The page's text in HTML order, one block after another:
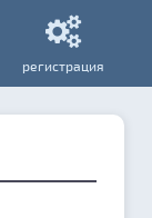
регистрация